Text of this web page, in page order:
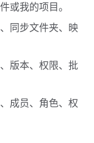
或我的项目。
同步文件夹、映
版本、权限、批
成员、角色、权